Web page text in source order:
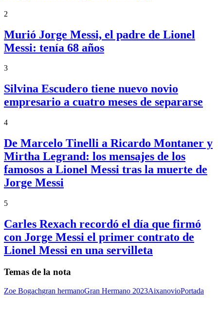
2
Murió Jorge Messi, el padre de Lionel
Messi: tenía 68 años
3
Silvina Escudero tiene nuevo novio
empresario a cuatro meses de separarse
4
De Marcelo Tinelli a Ricardo Montaner y
Mirtha Legrand: los mensajes de los
famosos a Lionel Messi tras la muerte de
Jorge Messi
5
Carles Rexach recordó el día que firmó
con Jorge Messi el primer contrato de
Lionel Messi en una servilleta
Temas de la nota
Zoe Bogachgran hermanoGran Hermano 2023AixanovioPortada